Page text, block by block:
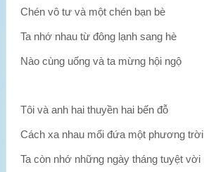
Chén vô tư và một chén bạn bè
Ta nhớ nhau từ đông lạnh sang hè
Nào cùng uống và ta mừng hội ngộ
Tôi và anh hai thuyền hai bến đỗ
Cách xa nhau mổi đứa một phương trời
Ta còn nhớ những ngày tháng tuyệt vời